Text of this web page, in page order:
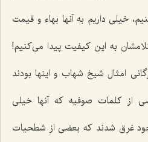
خیلی داریم به آنها بهاء و قیمت
به این کیفیت پیدا می‌کنیم!
امثال شیخ شهاب و اینها بودند
از کلمات صوفیه که آنها خیلی
غرق شدند که بعضی از شطحیات